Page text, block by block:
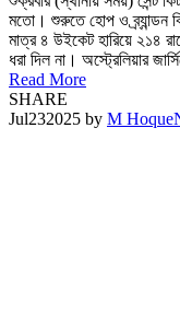
মতো। শুরুতে হোপ ও ব্র্যান্ডন
মাত্র ৪ উইকেট হারিয়ে ২১৪
ধরা দিল না। অস্ট্রেলিয়ার
Read More
SHARE
Jul232025 by M Hoque